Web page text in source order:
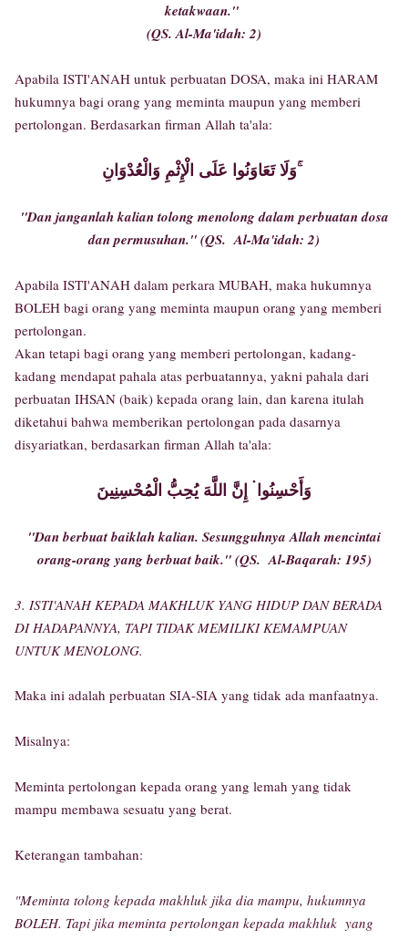
ketakwaan."
(QS. Al-Ma'idah: 2)
Apabila ISTI'ANAH untuk perbuatan DOSA, maka ini HARAM
hukumnya bagi orang yang meminta maupun yang memberi
pertolongan. Berdasarkan firman Allah ta'ala:
وَلَا تَعَاوَنُوا عَلَى الْإِثْمِ وَالْعُدْوَانِ ۚ
"Dan janganlah kalian tolong menolong dalam perbuatan dosa
dan permusuhan." (QS. Al-Ma'idah: 2)
Apabila ISTI'ANAH dalam perkara MUBAH, maka hukumnya
BOLEH bagi orang yang meminta maupun orang yang memberi
pertolongan.
Akan tetapi bagi orang yang memberi pertolongan, kadang-
kadang mendapat pahala atas perbuatannya, yakni pahala dari
perbuatan IHSAN (baik) kepada orang lain, dan karena itulah
diketahui bahwa memberikan pertolongan pada dasarnya
disyariatkan, berdasarkan firman Allah ta'ala:
وَأَحْسِنُوا ۛ إِنَّ اللَّهَ يُحِبُّ الْمُحْسِنِينَ
"Dan berbuat baiklah kalian. Sesungguhnya Allah mencintai
orang-orang yang berbuat baik." (QS. Al-Baqarah: 195)
3. ISTI'ANAH KEPADA MAKHLUK YANG HIDUP DAN BERADA
DI HADAPANNYA, TAPI TIDAK MEMILIKI KEMAMPUAN
UNTUK MENOLONG.
Maka ini adalah perbuatan SIA-SIA yang tidak ada manfaatnya.
Misalnya:
Meminta pertolongan kepada orang yang lemah yang tidak
mampu membawa sesuatu yang berat.
Keterangan tambahan:
"Meminta tolong kepada makhluk jika dia mampu, hukumnya
BOLEH. Tapi jika meminta pertolongan kepada makhluk yang